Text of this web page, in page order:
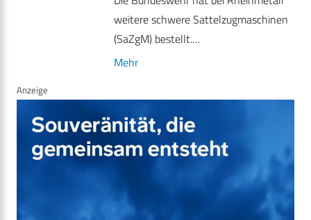
weitere schwere Sattelzugmaschinen
(SaZgM) bestellt.…
Mehr
Anzeige